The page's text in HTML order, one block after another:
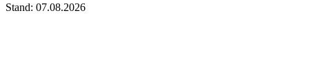
Stand: 07.08.2026